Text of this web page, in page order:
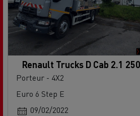
Renault Trucks D Cab 2.1 250
Porteur - 4X2
Euro 6 Step E
09/02/2022